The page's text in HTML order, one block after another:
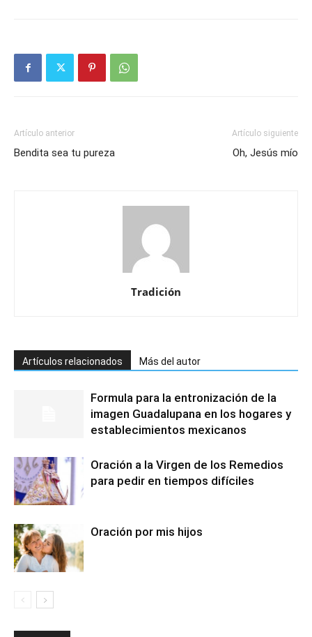
Artículo anterior
Bendita sea tu pureza
Artículo siguiente
Oh, Jesús mío
Tradición
Artículos relacionados Más del autor
Formula para la entronización de la
imagen Guadalupana en los hogares y
establecimientos mexicanos
Oración a la Virgen de los Remedios
para pedir en tiempos difíciles
Oración por mis hijos